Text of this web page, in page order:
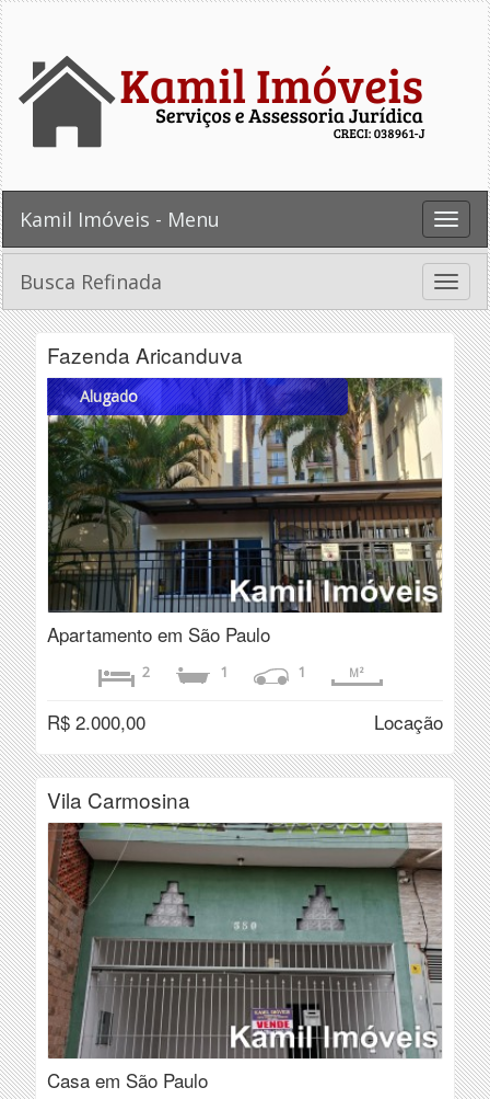
Toggle
Kamil Imóveis - Menu
Toggle
Busca Refinada
Fazenda Aricanduva
Alugado
Apartamento em São Paulo
2 1 1 M²
R$ 2.000,00 Locação
Vila Carmosina
Casa em São Paulo